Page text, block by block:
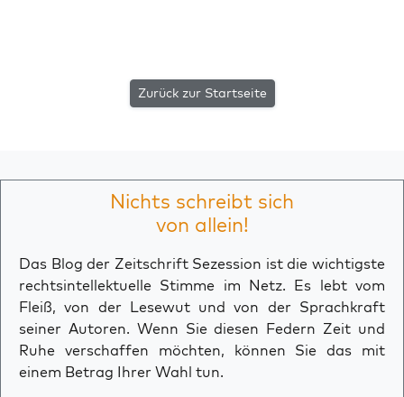
Zurück zur Startseite
Nichts schreibt sich
von allein!
Das Blog der Zeitschrift Sezession ist die wichtigste
rechtsintellektuelle Stimme im Netz. Es lebt vom
Fleiß, von der Lesewut und von der Sprachkraft
seiner Autoren. Wenn Sie diesen Federn Zeit und
Ruhe verschaffen möchten, können Sie das mit
einem Betrag Ihrer Wahl tun.